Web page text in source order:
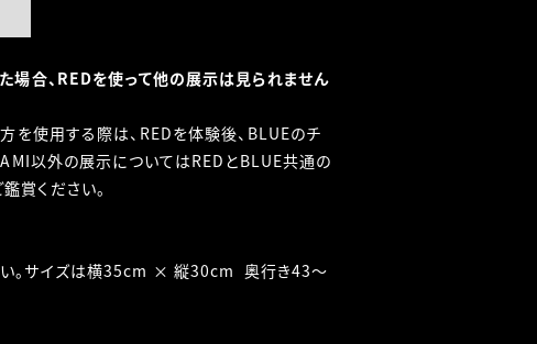
場合、REDを使って他の展示は見られません
を使用する際は、REDを体験後、BLUEのチ
以外の展示についてはREDとBLUE共通の
賞ください。
い。サイズは横35cm × 縦30cm 奥行き43～